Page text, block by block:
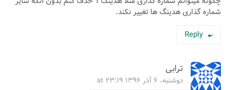
شماره گذاری هدینگ ها تغییر نکند.
Reply
ترابی
دوشنبه، ۶ آذر ۱۳۹۶ at ۲۳:۱۹